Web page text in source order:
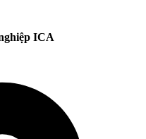
ICA